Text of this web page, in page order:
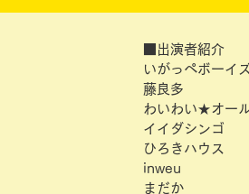
■出演者紹介
いがっぺボーイ
藤良多
わいわい★オー
イイダシンゴ
ひろきハウス
inweu
まだか